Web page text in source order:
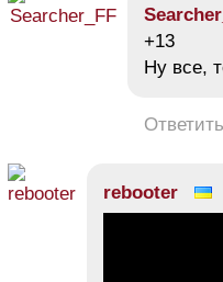
+13
Ну все,
Ответить
rebooter